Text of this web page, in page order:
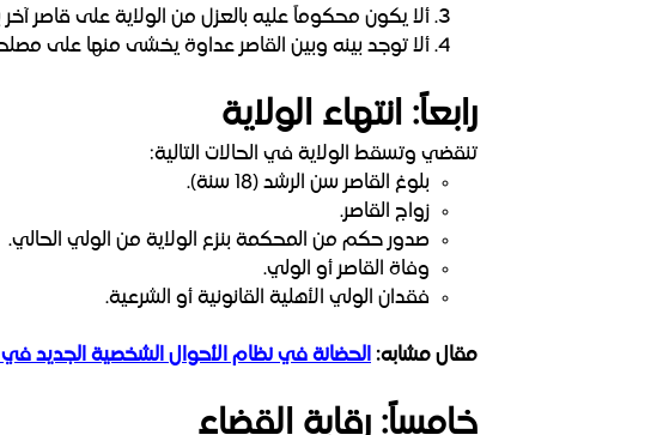
ألا يكون محكوماً عليه بالعزل من الولاية على قاصر
ألا توجد بينه وبين القاصر عداوة يخشى منها على مصلحته. استناداً لنص
رابعاً: انتهاء الولاية
تنقضي وتسقط الولاية في الحالات التالية:
بلوغ القاصر سن الرشد (18 سنة).
زواج القاصر.
صدور حكم من المحكمة بنزع الولاية من الولي الحالي.
وفاة القاصر أو الولي.
فقدان الولي الأهلية القانونية أو الشرعية.
مقال مشابه: الحضانة في نظام الأحوال الشخصية الجديد
خامساً: رقابة القضاء